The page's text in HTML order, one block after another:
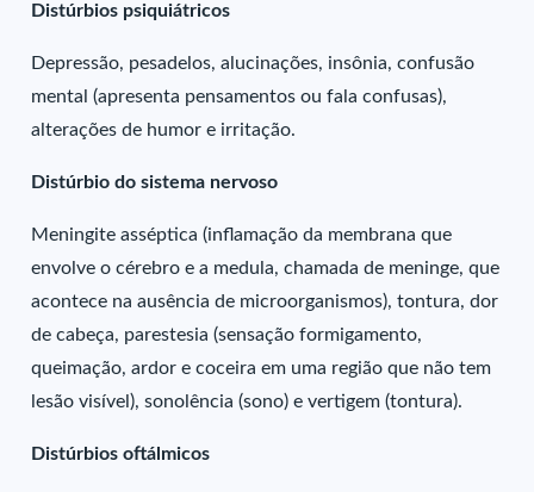
Distúrbios psiquiátricos
Depressão, pesadelos, alucinações, insônia, confusão
mental (apresenta pensamentos ou fala confusas),
alterações de humor e irritação.
Distúrbio do sistema nervoso
Meningite asséptica (inflamação da membrana que
envolve o cérebro e a medula, chamada de meninge, que
acontece na ausência de microorganismos), tontura, dor
de cabeça, parestesia (sensação formigamento,
queimação, ardor e coceira em uma região que não tem
lesão visível), sonolência (sono) e vertigem (tontura).
Distúrbios oftálmicos